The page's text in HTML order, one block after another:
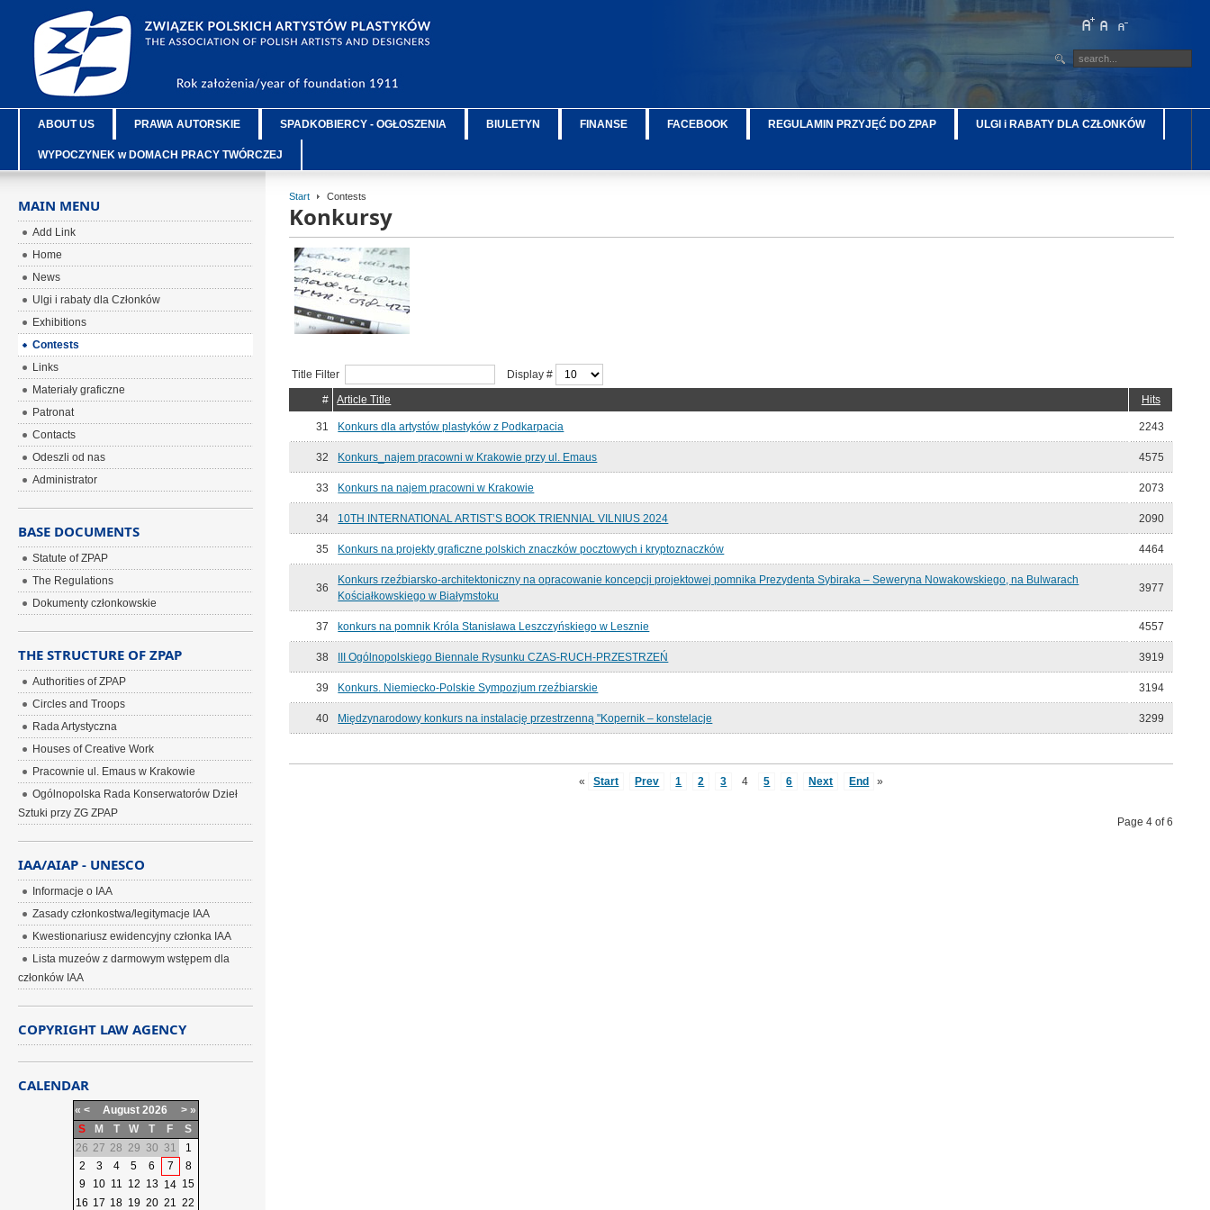
ABOUT US PRAWA AUTORSKIE SPADKOBIERCY - OGŁOSZENIA BIULETYN FINANSE FACEBOOK REGULAMIN PRZYJĘĆ DO ZPAP ULGI i RABATY DLA CZŁONKÓW
WYPOCZYNEK w DOMACH PRACY TWÓRCZEJ
Start Contests
Konkursy
Title Filter
Display #
#
Article Title Hits
31 Konkurs dla artystów plastyków z Podkarpacia 2243
32 Konkurs_najem pracowni w Krakowie przy ul. Emaus 4575
33 Konkurs na najem pracowni w Krakowie 2073
34 10TH INTERNATIONAL ARTIST’S BOOK TRIENNIAL VILNIUS 2024 2090
35 Konkurs na projekty graficzne polskich znaczków pocztowych i kryptoznaczków 4464
36
Konkurs rzeźbiarsko-architektoniczny na opracowanie koncepcji projektowej pomnika Prezydenta Sybiraka – Seweryna Nowakowskiego, na Bulwarach
Kościałkowskiego w Białymstoku
3977
37 konkurs na pomnik Króla Stanisława Leszczyńskiego w Lesznie 4557
38 III Ogólnopolskiego Biennale Rysunku CZAS-RUCH-PRZESTRZEŃ 3919
39 Konkurs. Niemiecko-Polskie Sympozjum rzeźbiarskie 3194
40 Międzynarodowy konkurs na instalację przestrzenną "Kopernik – konstelacje 3299
« Start Prev 1 2 3 4 5 6 Next End »
Page 4 of 6
MAIN MENU
Add Link
Home
News
Ulgi i rabaty dla Członków
Exhibitions
Contests
Links
Materiały graficzne
Patronat
Contacts
Odeszli od nas
Administrator
BASE DOCUMENTS
Statute of ZPAP
The Regulations
Dokumenty członkowskie
THE STRUCTURE OF ZPAP
Authorities of ZPAP
Circles and Troops
Rada Artystyczna
Houses of Creative Work
Pracownie ul. Emaus w Krakowie
Ogólnopolska Rada Konserwatorów Dzieł
Sztuki przy ZG ZPAP
IAA/AIAP - UNESCO
Informacje o IAA
Zasady członkostwa/legitymacje IAA
Kwestionariusz ewidencyjny członka IAA
Lista muzeów z darmowym wstępem dla
członków IAA
COPYRIGHT LAW AGENCY
CALENDAR
« < August 2026 > »
S
M T W T F
S
26 27 28 29 30 31
1
2
3 4 5 6 7
8
9
10 11 12 13 14 15
16 17 18 19 20 21 22